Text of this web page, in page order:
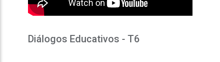
Diálogos Educativos - T6